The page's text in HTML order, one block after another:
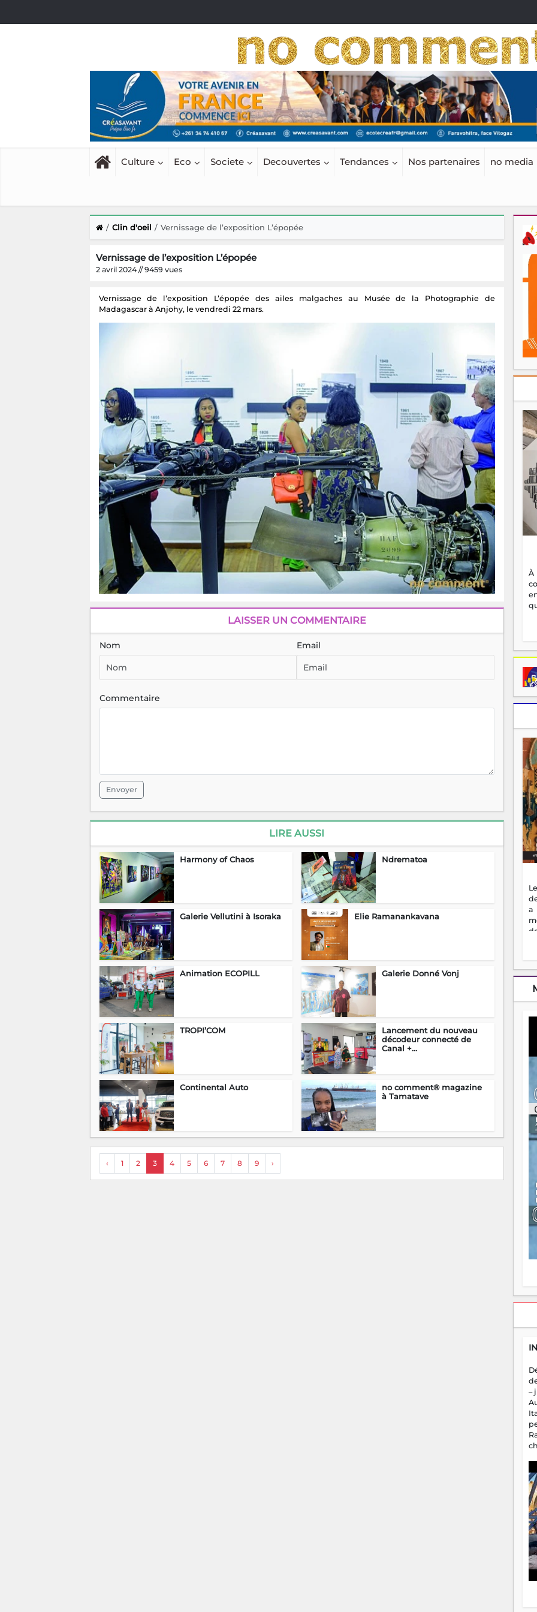
Culture Eco Societe Decouvertes Tendances Nos partenaires no media
Clin d'oeil Vernissage de l’exposition L’épopée
Vernissage de l’exposition L’épopée
2 avril 2024 // 9459 vues
Vernissage de l’exposition L’épopée des ailes malgaches au Musée de la Photographie de
Madagascar à Anjohy, le vendredi 22 mars.
LAISSER UN COMMENTAIRE
Nom Email
Commentaire
Envoyer
LIRE AUSSI
Harmony of Chaos Ndrematoa
Galerie Vellutini à Isoraka Elie Ramanankavana
Animation ECOPILL Galerie Donné Vonj
TROPI’COM
Lancement du nouveau
décodeur connecté de
Canal +...
Continental Auto
no comment® magazine
à Tamatave
‹ 1 2 3 4 5 6 7 8 9 ›
a
–